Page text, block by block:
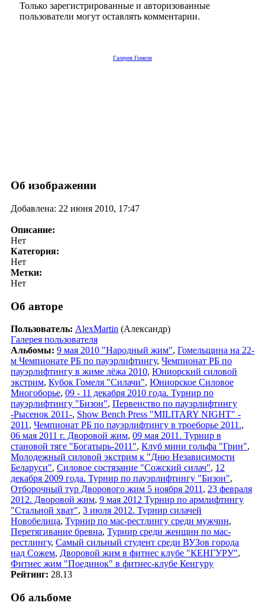
Только зарегистрированные и авторизованные
пользователи могут оставлять комментарии.
Галерея Гомеля
Об изображении
Добавлена: 22 июня 2010, 17:47
Описание:
Нет
Категория:
Нет
Метки:
Нет
Об авторе
Пользователь: AlexMartin (Александр)
Галерея пользователя
Альбомы: 9 мая 2010 "Народный жим", Гомельщина на 22-
м Чемпионате РБ по пауэрлифтингу, Чемпионат РБ по
пауэрлифтингу в жиме лёжа 2010, Юниорский силовой
экстрим, Кубок Гомеля "Силачи", Юниорское Силовое
Многоборье, 09 - 11 декабря 2010 года. Турнир по
пауэрлифтингу "Бизон", Первенство по пауэрлифтингу
-Рысенок 2011-, Show Bench Press "MILITARY NIGHT" -
2011 , Чемпионат РБ по пауэрлифтингу в троеборье 2011.,
06 мая 2011 г. Дворовой жим, 09 мая 2011. Турнир в
становой тяге "Богатырь-2011", Клуб мини гольфа "Грин",
Молодежный силовой экстрим к "Дню Независимости
Беларуси", Силовое состязание "Сожский силач", 12
декабря 2009 года. Турнир по пауэрлифтингу "Бизон",
Отборочный тур Дворового жим 5 ноября 2011 , 23 февраля
2012. Дворовой жим, 9 мая 2012 Турнир по армлифтингу
"Стальной хват", 3 июля 2012. Турнир силачей
Новобелица, Турнир по мас-рестлингу среди мужчин,
Перетягивание бревна, Турнир среди женщин по мас-
рестлингу, Самый сильный студент среди ВУЗов города
над Сожем, Дворовой жим в фитнес клубе "КЕНГУРУ",
Фитнес жим "Поединок" в фитнес-клубе Кенгуру
Рейтинг: 28.13
Об альбоме